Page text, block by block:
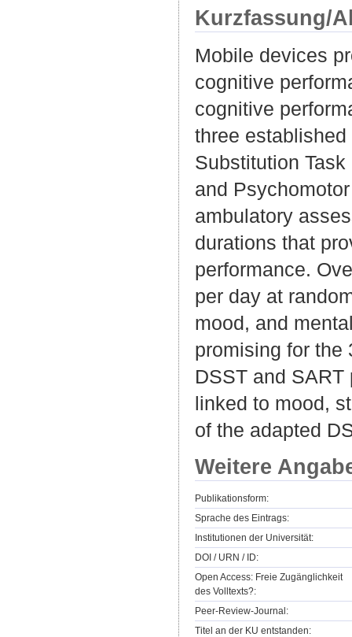
Kurzfassung/
Mobile devices
cognitive
cognitive
three
Substitution
and
ambulatory
durations that
performance.
per day at
mood, and
promising for the
DSST and
linked to mood,
of the adapted
Weitere
Publikationsform:
Sprache des Eintrags:
Institutionen der Universität:
DOI / URN / ID:
Open Access: Freie Zugänglichkeit
des Volltexts?:
Peer-Review-Journal:
Titel an der KU entstanden: